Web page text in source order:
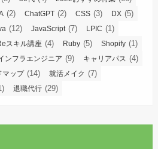
(2) ChatGPT (2) CSS (3) DX (5)
(12) JavaScript(7) LPIC (1)
スキル講座 (4) Ruby (5) Shopify (1)
ンフラエンジニア (9) キャリアパス (4)
マップ(14) 就活メイク (7)
退職代行 (29)